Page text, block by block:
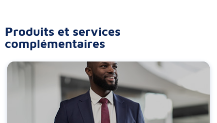
Produits et services
complémentaires